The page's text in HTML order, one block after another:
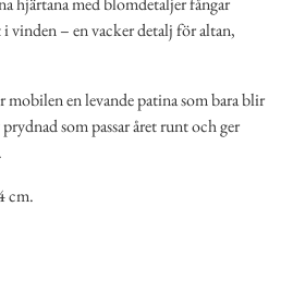
vinden – en vacker detalj för altan,
mobilen en levande patina som bara blir
som passar året runt och ger
cm.